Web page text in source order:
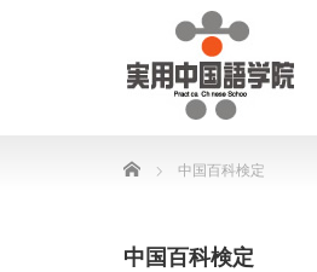
Home 中国百科検定
中国百科検定